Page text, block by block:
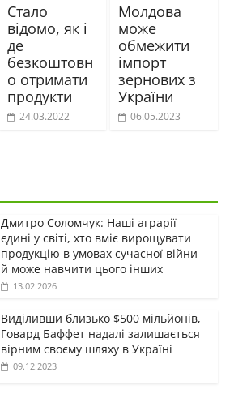
Стало
відомо, як і
де
безкоштовн
о отримати
продукти
24.03.2022
Молдова
може
обмежити
імпорт
зернових з
України
06.05.2023
Дмитро Соломчук: Наші аграрії
єдині у світі, хто вміє вирощувати
продукцію в умовах сучасної війни
й може навчити цього інших
13.02.2026
Виділивши близько $500 мільйонів,
Говард Баффет надалі залишається
вірним своєму шляху в Україні
09.12.2023